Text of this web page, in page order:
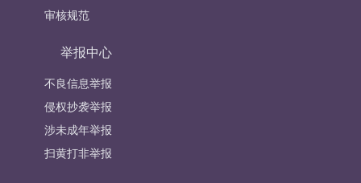
审核规范
举报中心
不良信息举报
侵权抄袭举报
涉未成年举报
扫黄打非举报